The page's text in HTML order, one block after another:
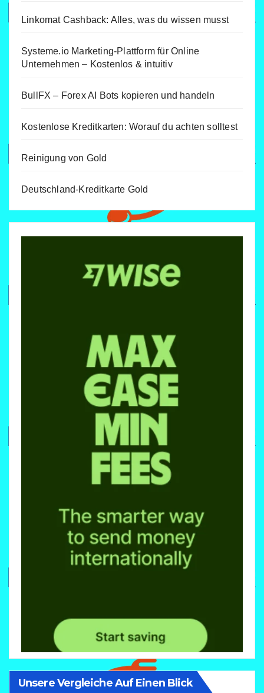
Linkomat Cashback: Alles, was du wissen musst
Systeme.io Marketing-Plattform für Online
Unternehmen – Kostenlos & intuitiv
BullFX – Forex AI Bots kopieren und handeln
Kostenlose Kreditkarten: Worauf du achten solltest
Reinigung von Gold
Deutschland-Kreditkarte Gold
Unsere Vergleiche Auf Einen Blick